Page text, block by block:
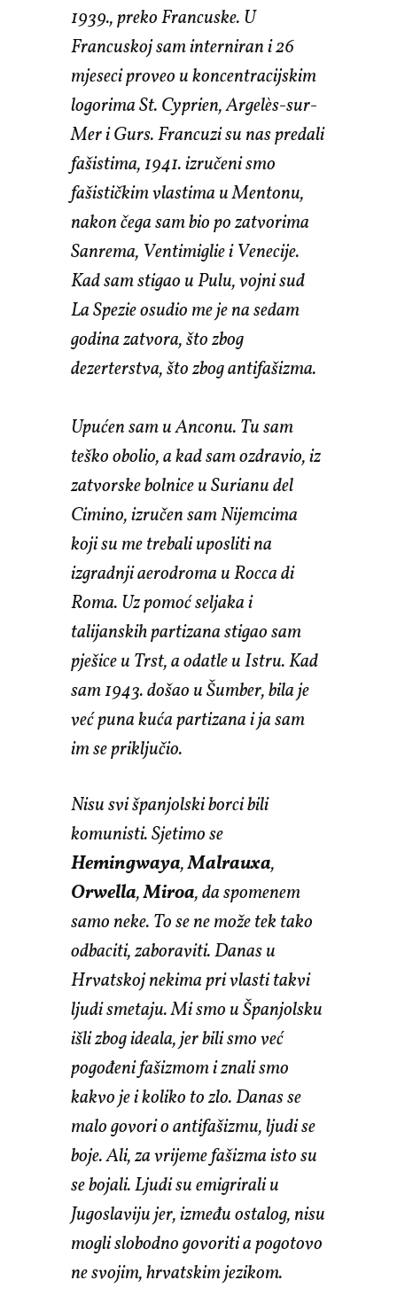
1939., preko Francuske. U
Francuskoj sam interniran i 26
mjeseci proveo u koncentracijskim
logorima St. Cyprien, Argelès-sur-
Mer i Gurs. Francuzi su nas predali
fašistima, 1941. izručeni smo
fašističkim vlastima u Mentonu,
nakon čega sam bio po zatvorima
Sanrema, Ventimiglie i Venecije.
Kad sam stigao u Pulu, vojni sud
La Spezie osudio me je na sedam
godina zatvora, što zbog
dezerterstva, što zbog antifašizma.
Upućen sam u Anconu. Tu sam
teško obolio, a kad sam ozdravio, iz
zatvorske bolnice u Surianu del
Cimino, izručen sam Nijemcima
koji su me trebali uposliti na
izgradnji aerodroma u Rocca di
Roma. Uz pomoć seljaka i
talijanskih partizana stigao sam
pješice u Trst, a odatle u Istru. Kad
sam 1943. došao u Šumber, bila je
već puna kuća partizana i ja sam
im se priključio.
Nisu svi španjolski borci bili
komunisti. Sjetimo se
Hemingwaya,Malrauxa,
Orwella,Miroa, da spomenem
samo neke. To se ne može tek tako
odbaciti, zaboraviti. Danas u
Hrvatskoj nekima pri vlasti takvi
ljudi smetaju. Mi smo u Španjolsku
išli zbog ideala, jer bili smo već
pogođeni fašizmom i znali smo
kakvo je i koliko to zlo. Danas se
malo govori o antifašizmu, ljudi se
boje. Ali, za vrijeme fašizma isto su
se bojali. Ljudi su emigrirali u
Jugoslaviju jer, između ostalog, nisu
mogli slobodno govoriti a pogotovo
ne svojim, hrvatskim jezikom.